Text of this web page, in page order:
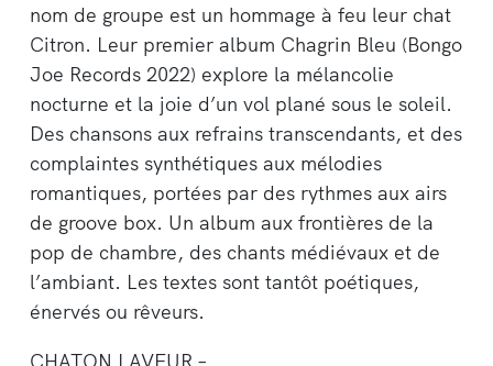
nom de groupe est un hommage à feu leur chat
Citron. Leur premier album Chagrin Bleu (Bongo
Joe Records 2022) explore la mélancolie
nocturne et la joie d’un vol plané sous le soleil.
Des chansons aux refrains transcendants, et des
complaintes synthétiques aux mélodies
romantiques, portées par des rythmes aux airs
de groove box. Un album aux frontières de la
pop de chambre, des chants médiévaux et de
l’ambiant. Les textes sont tantôt poétiques,
énervés ou rêveurs.